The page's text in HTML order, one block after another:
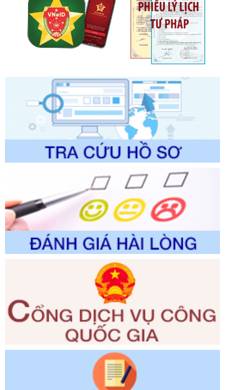
Số kí hiệu:2303/QĐ-UBND
Tên: Quyết định công bố Danh mục thủ tục hành chính mới
ban hành, được sửa đổi, bổ sung, bị bãi bỏ và phê duyệt
Quy trình nội bộ, quy trình điện tử giải quyết thủ tục hành
chính trong một số lĩnh vực thuộc phạm vi chức năng quản
Số kí hiệu:2304/QĐ-UBND
Tên: Quyết định công bố Danh mục thủ tục hành chính
được sửa đổi, bổ sung và phê duyệt Quy trình nội bộ, quy
trình điện tử giải quyết thủ tục hành chính trong lĩnh vực Du
lịch thuộc phạm vi chức năng quản lý của Sở Văn hóa, Thể
thao và Du lịch
Ngày ban hành: 01/06/2026
Số kí hiệu:2310/QĐ-UBND
Tên: Về việc công bố Danh mục thủ tục hành chính sửa
đổi, bổ sung và phê duyệt Quy trình nội bộ, quy trình điện tử
trong giải quyết thủtục hành chính lĩnh vực biến đổi khí hậu
thuộc phạm vi giải quyết của Sở Nông nghiệp và Môi
trường
Ngày ban hành: 01/06/2026
Số kí hiệu:2300/QĐ-UBND
Tên: V/v công bố danh mục thủ tục hành chính được sửa
đổi, bổ sung và phê duyệt quy trình nội bộ, quy trình điện tử
giải quyết thủ tục hành chính trong lĩnh vực Luật sư thuộc
phạm vi chức năng quản lý của Sở Tư pháp
Ngày ban hành: 01/06/2026
Số kí hiệu:351/2025/NĐ-CP
Tên: Nghị định số 351/2025/NĐ-CP của Chính phủ: Quy
định chuẩn nghèo đa chiều quốc gia giai đoạn 2026 - 2030
Ngày ban hành: 29/12/2026
3014/QĐ-UBND
Tên: Quyết định về việc công bố danh mục thủ tục hành
chính ban hành mới, sửa đổi bổ sung trong lĩnh vực hỗ trợ